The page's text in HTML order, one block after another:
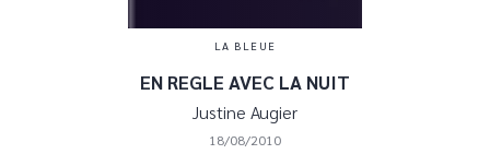
LA BLEUE
EN REGLE AVEC LA NUIT
Justine Augier
18/08/2010